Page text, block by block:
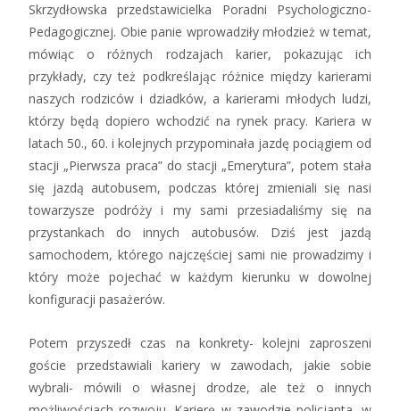
Skrzydłowska przedstawicielka Poradni Psychologiczno-
Pedagogicznej. Obie panie wprowadziły młodzież w temat,
mówiąc o różnych rodzajach karier, pokazując ich
przykłady, czy też podkreślając różnice między karierami
naszych rodziców i dziadków, a karierami młodych ludzi,
którzy będą dopiero wchodzić na rynek pracy. Kariera w
latach 50., 60. i kolejnych przypominała jazdę pociągiem od
stacji „Pierwsza praca” do stacji „Emerytura”, potem stała
się jazdą autobusem, podczas której zmieniali się nasi
towarzysze podróży i my sami przesiadaliśmy się na
przystankach do innych autobusów. Dziś jest jazdą
samochodem, którego najczęściej sami nie prowadzimy i
który może pojechać w każdym kierunku w dowolnej
konfiguracji pasażerów.
Potem przyszedł czas na konkrety- kolejni zaproszeni
goście przedstawiali kariery w zawodach, jakie sobie
wybrali- mówili o własnej drodze, ale też o innych